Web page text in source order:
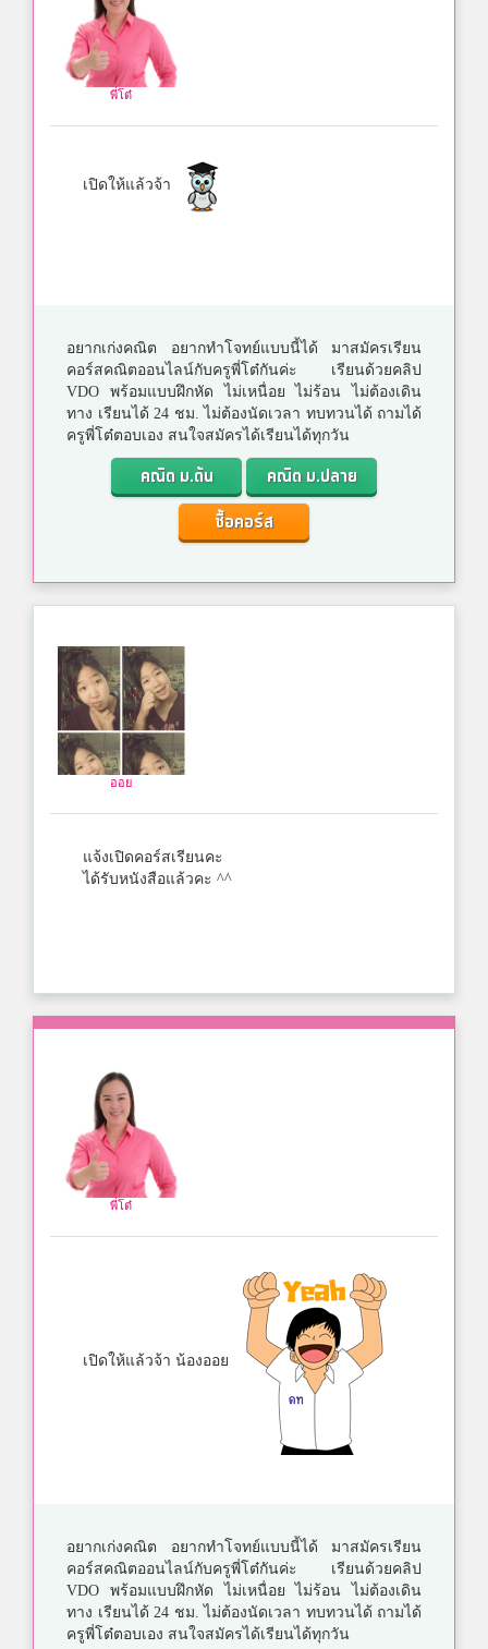
พี่โต๋
เปิดให้แล้วจ้า
อยากเก่งคณิต อยากทำโจทย์แบบนี้ได้ มาสมัครเรียน
คอร์สคณิตออนไลน์กับครูพี่โต๋กันค่ะ เรียนด้วยคลิป
VDO พร้อมแบบฝึกหัด ไม่เหนื่อย ไม่ร้อน ไม่ต้องเดิน
ทาง เรียนได้ 24 ชม. ไม่ต้องนัดเวลา ทบทวนได้ ถามได้
ครูพี่โต๋ตอบเอง สนใจสมัครได้เรียนได้ทุกวัน
คณิต ม.ต้น
คณิต ม.ปลาย
ซื้อคอร์ส
ออย
แจ้งเปิดคอร์สเรียนคะ
ได้รับหนังสือแล้วคะ ^^
พี่โต๋
เปิดให้แล้วจ้า น้องออย
อยากเก่งคณิต อยากทำโจทย์แบบนี้ได้ มาสมัครเรียน
คอร์สคณิตออนไลน์กับครูพี่โต๋กันค่ะ เรียนด้วยคลิป
VDO พร้อมแบบฝึกหัด ไม่เหนื่อย ไม่ร้อน ไม่ต้องเดิน
ทาง เรียนได้ 24 ชม. ไม่ต้องนัดเวลา ทบทวนได้ ถามได้
ครูพี่โต๋ตอบเอง สนใจสมัครได้เรียนได้ทุกวัน